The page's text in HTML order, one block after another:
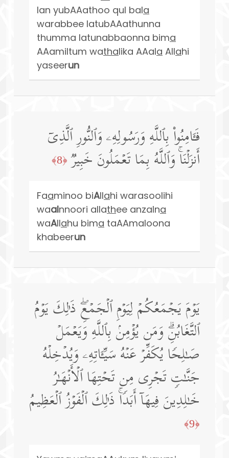
lan yubAAathoo qul bala
warabbee latubAAathunna
thumma latunabbaonna bima
AAamiltum wathalika AAala Allahi
yaseerun
فَـَٔامِنُوا۟ بِٱللَّهِ وَرَسُولِهِۦ وَٱلنُّورِ ٱلَّذِیۤ
أَنزَلۡنَاۚ وَٱللَّهُ بِمَا تَعۡمَلُونَ خَبِیرࣱ ﴿8﴾
Faaminoo biAllahi warasoolihi
waalnnoori allathee anzalna
waAllahu bima taAAmaloona
khabeerun
یَوۡمَ یَجۡمَعُكُمۡ لِیَوۡمِ ٱلۡجَمۡعِۖ ذَ ٰ⁠لِكَ یَوۡمُ
ٱلتَّغَابُنِۗ وَمَن یُؤۡمِنۢ بِٱللَّهِ وَیَعۡمَلۡ
صَـٰلِحࣰا یُكَفِّرۡ عَنۡهُ سَیِّـَٔاتِهِۦ وَیُدۡخِلۡهُ
جَنَّـٰتࣲ تَجۡرِی مِن تَحۡتِهَا ٱلۡأَنۡهَـٰرُ
خَـٰلِدِینَ فِیهَاۤ أَبَدࣰاۚ ذَ ٰ⁠لِكَ ٱلۡفَوۡزُ ٱلۡعَظِیمُ
﴿9﴾